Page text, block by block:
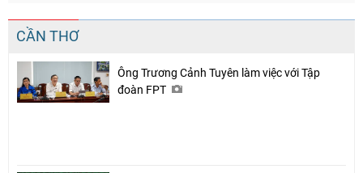
CẦN THƠ
Ông Trương Cảnh Tuyên làm việc với Tập
đoàn FPT